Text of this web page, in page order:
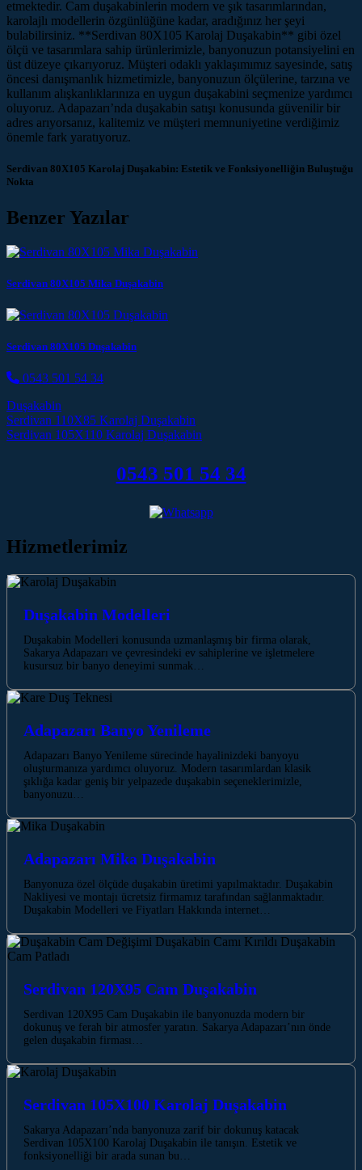
etmektedir. Cam duşakabinlerin modern ve şık tasarımlarından,
karolajlı modellerin özgünlüğüne kadar, aradığınız her şeyi
bulabilirsiniz. **Serdivan 80X105 Karolaj Duşakabin** gibi özel
ölçü ve tasarımlara sahip ürünlerimizle, banyonuzun potansiyelini en
üst düzeye çıkarıyoruz. Müşteri odaklı yaklaşımımız sayesinde, satış
öncesi danışmanlık hizmetimizle, banyonuzun ölçülerine, tarzına ve
kullanım alışkanlıklarınıza en uygun duşakabini seçmenize yardımcı
oluyoruz. Adapazarı’nda duşakabin satışı konusunda güvenilir bir
adres arıyorsanız, kalitemiz ve müşteri memnuniyetine verdiğimiz
önemle fark yaratıyoruz.
Serdivan 80X105 Karolaj Duşakabin: Estetik ve Fonksiyonelliğin Buluştuğu
Nokta
Benzer Yazılar
Serdivan 80X105 Mika Duşakabin
Serdivan 80X105 Duşakabin
0543 501 54 34
Duşakabin
Post navigation
Serdivan 110X85 Karolaj Duşakabin
Serdivan 105X110 Karolaj Duşakabin
0543 501 54 34
Hizmetlerimiz
Duşakabin Modelleri
Duşakabin Modelleri konusunda uzmanlaşmış bir firma olarak,
Sakarya Adapazarı ve çevresindeki ev sahiplerine ve işletmelere
kusursuz bir banyo deneyimi sunmak…
Adapazarı Banyo Yenileme
Adapazarı Banyo Yenileme sürecinde hayalinizdeki banyoyu
oluşturmanıza yardımcı oluyoruz. Modern tasarımlardan klasik
şıklığa kadar geniş bir yelpazede duşakabin seçeneklerimizle,
banyonuzu…
Adapazarı Mika Duşakabin
Banyonuza özel ölçüde duşakabin üretimi yapılmaktadır. Duşakabin
Nakliyesi ve montajı ücretsiz firmamız tarafından sağlanmaktadır.
Duşakabin Modelleri ve Fiyatları Hakkında internet…
Serdivan 120X95 Cam Duşakabin
Serdivan 120X95 Cam Duşakabin ile banyonuzda modern bir
dokunuş ve ferah bir atmosfer yaratın. Sakarya Adapazarı’nın önde
gelen duşakabin firması…
Serdivan 105X100 Karolaj Duşakabin
Sakarya Adapazarı’nda banyonuza zarif bir dokunuş katacak
Serdivan 105X100 Karolaj Duşakabin ile tanışın. Estetik ve
fonksiyonelliği bir arada sunan bu…